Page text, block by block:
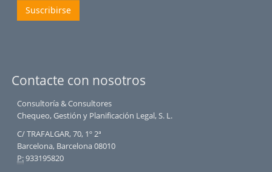
Suscribirse
Contacte con nosotros
Consultoría & Consultores
Chequeo, Gestión y Planificación Legal, S. L.
C/ TRAFALGAR, 70, 1º 2ª
Barcelona, Barcelona 08010
P:933195820